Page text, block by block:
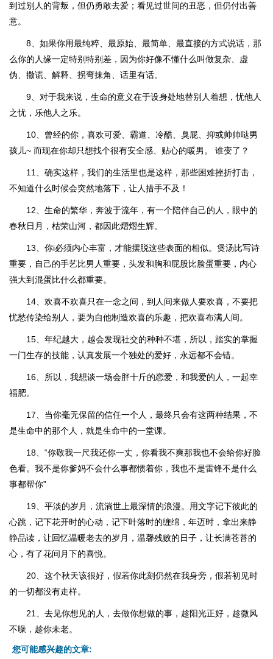
到过别人的背叛，但仍勇敢去爱；看见过世间的丑恶，但仍付出善
意。
8、如果你用最纯粹、最原始、最简单、最直接的方式说话，那
么你的人缘一定特别特别差，因为你好像不懂什么叫做复杂、虚
伪、撒谎、解释、拐弯抹角、话里有话。
9、对于我来说，生命的意义在于设身处地替别人着想，忧他人
之忧，乐他人之乐。
10、曾经的你，喜欢可爱、霸道、冷酷、臭屁、抑或帅帅哒男
孩儿~ 而现在你却只想找个很有安全感、贴心的暖男。 谁变了？
11、确实这样，我们的生活里也是这样，那些困难挫折打击，
不知道什么时候会突然地落下，让人措手不及！
12、生命的繁华，奔波于流年，有一个陪伴自己的人，眼中的
春秋日月，枯荣山河，都因此熠熠生辉。
13、你i必须内心丰富，才能摆脱这些表面的相似。煲汤比写诗
重要，自己的手艺比男人重要，头发和胸和屁股比脸蛋重要，内心
强大到混蛋比什么都重要。
14、欢喜不欢喜只在一念之间，到人间来做人要欢喜，不要把
忧愁传染给别人，要为自他制造欢喜的乐趣，把欢喜布满人间。
15、年纪越大，越会发现社交的种种不堪，所以，踏实的掌握
一门生存的技能，认真发展一个独处的爱好，永远都不会错。
16、所以，我想谈一场会胖十斤的恋爱，和我爱的人，一起幸
福肥。
17、当你毫无保留的信任一个人，最终只会有这两种结果，不
是生命中的那个人，就是生命中的一堂课。
18、“你敬我一尺我还你一丈，你看我不爽那我也不会给你好脸
色看。我不是你爹妈不会什么事都惯着你，我也不是雷锋不是什么
事都帮你”
19、平淡的岁月，流淌世上最深情的浪漫。用文字记下彼此的
心跳，记下花开时的心动，记下叶落时的缠绵，年迈时，拿出来静
静品读，让回忆温暖老去的岁月，温馨残败的日子，让长满苍苔的
心，有了花间月下的喜悦。
20、这个秋天该很好，假若你此刻仍然在我身旁，假若初见时
的一切都没有走样。
21、去见你想见的人，去做你想做的事，趁阳光正好，趁微风
不噪，趁你未老。
您可能感兴趣的文章: